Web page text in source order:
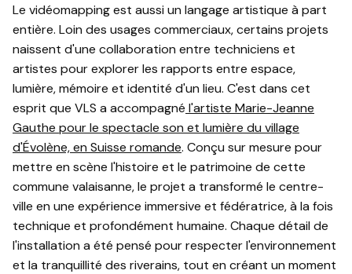
Le vidéomapping est aussi un langage artistique à part
entière. Loin des usages commerciaux, certains projets
naissent d'une collaboration entre techniciens et
artistes pour explorer les rapports entre espace,
lumière, mémoire et identité d'un lieu. C'est dans cet
esprit que VLS a accompagné l'artiste Marie-Jeanne
Gauthe pour le spectacle son et lumière du village
d'Évolène, en Suisse romande. Conçu sur mesure pour
mettre en scène l'histoire et le patrimoine de cette
commune valaisanne, le projet a transformé le centre-
ville en une expérience immersive et fédératrice, à la fois
technique et profondément humaine. Chaque détail de
l'installation a été pensé pour respecter l'environnement
et la tranquillité des riverains, tout en créant un moment